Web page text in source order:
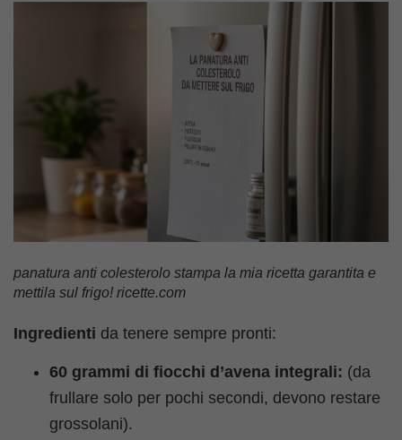
panatura anti colesterolo stampa la mia ricetta garantita e
mettila sul frigo! ricette.com
Ingredienti da tenere sempre pronti:
60 grammi di fiocchi d’avena integrali: (da
frullare solo per pochi secondi, devono restare
grossolani).